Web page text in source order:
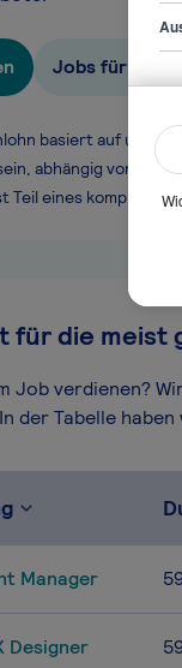
Jobs für
basiert auf
abhängig von
Teil eines komplexen
für die meist
Job verdienen?
der Tabelle
Manager
Designer